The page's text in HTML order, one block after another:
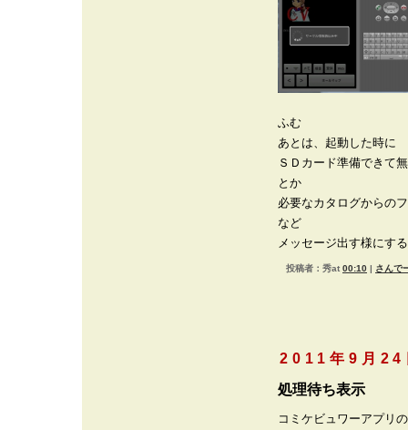
ふむ
あとは、起動した時に
ＳＤカード準備できて
とか
必要なカタログからの
など
メッセージ出す様にす
投稿者：秀at 00:10 | さんで
2011年9月24
処理待ち表示
コミケビュワーアプリの